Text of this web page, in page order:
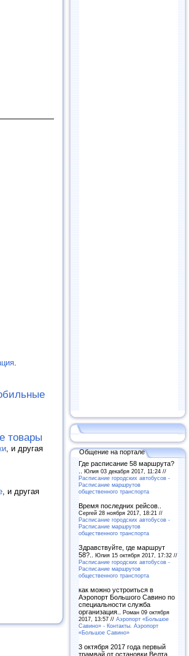
.
товары
, и другая
, и другая
Общение на портале
Где расписание 58 маршрута?
Юлия 03 декабря 2017, 11:24 //
Расписание городских автобусов -
Расписание маршрутов
общественного транспорта
Время последних рейсов..
Сергей 28 ноября 2017, 18:21 //
Расписание городских автобусов -
Расписание маршрутов
общественного транспорта
Здравствуйте, где маршрут
58?.. Юлия 15 октября 2017, 17:32 //
Расписание городских автобусов -
Расписание маршрутов
общественного транспорта
как можно устроиться в
Аэропорт Большого Савино по
специальности служба
организация.. Роман 09 октября
2017, 13:57 // Аэропорт «Большое
Савино» - Контакты. Аэропорт
«Большое Савино»
3 октября 2017 года первый
трамвай от остановки Велта